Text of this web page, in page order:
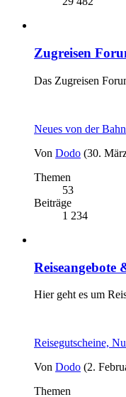
Zugreisen
Das Zugreisen
Neues von der Bahn
Von Dodo (30.
Themen
53
Beiträge
1 234
Reiseangebote
Hier geht es um
Reisegutscheine,
Von Dodo (2.
Themen